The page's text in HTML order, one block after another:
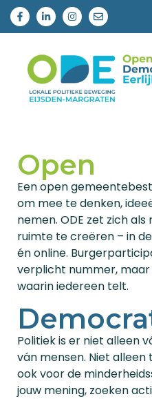
Open
Een open
om mee te denken,
nemen. ODE zet zich
ruimte te creëren – in
én online.
verplicht nummer,
waarin iedereen telt.
Politiek is er niet alleen
ván mensen. Niet alleen
ook voor de
jouw mening, zoeken